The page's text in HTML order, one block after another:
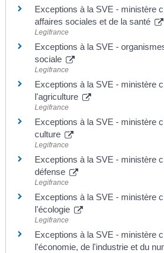
Exceptions à la SVE - ministère
affaires sociales et de la santé
Legifrance
Exceptions à la SVE -
sociale
Legifrance
Exceptions à la SVE - ministère
l'agriculture
Legifrance
Exceptions à la SVE - ministère
culture
Legifrance
Exceptions à la SVE - ministère
défense
Legifrance
Exceptions à la SVE - ministère
l'écologie
Legifrance
Exceptions à la SVE - ministère
l'économie, de l'industrie et du